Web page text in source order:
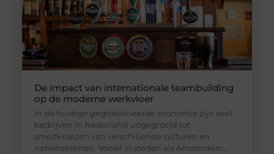
De impact van internationale teambuilding
op de moderne werkvloer
In de huidige geglobaliseerde economie zijn veel
bedrijven in Nederland uitgegroeid tot
smeltkroezen van verschillende culturen en
nationaliteiten. Vooral in steden als Amsterdam,